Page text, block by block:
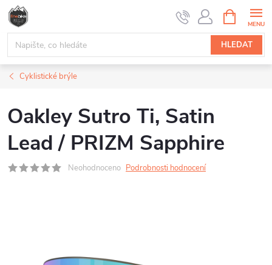
Přejít
obsah
HLEDAT
NÁKUPNÍ
KOŠÍK
Cyklistické brýle
Oakley Sutro Ti, Satin
Lead / PRIZM Sapphire
Neohodnoceno Podrobnosti hodnocení